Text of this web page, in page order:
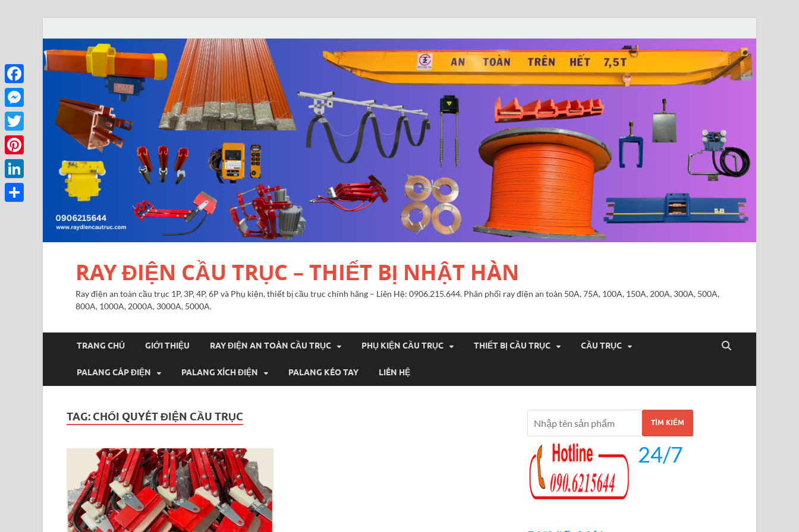
RAY ĐIỆN CẦU TRỤC – THIẾT BỊ NHẬT HÀN
Ray điện an toàn cầu trục 1P, 3P, 4P, 6P và Phụ kiện, thiết bị cầu trục chính hãng – Liên Hệ: 0906.215.644. Phân phối ray điện an toàn 50A, 75A, 100A, 150A, 200A, 300A, 500A,
800A, 1000A, 2000A, 3000A, 5000A.
TRANG CHỦ GIỚI THIỆU RAY ĐIỆN AN TOÀN CẦU TRỤC PHỤ KIỆN CẦU TRỤC THIẾT BỊ CẦU TRỤC CẦU TRỤC
PALANG CÁP ĐIỆN PALANG XÍCH ĐIỆN PALANG KÉO TAY LIÊN HỆ
TAG: CHỔI QUYÉT ĐIỆN CẦU TRỤC TÌM KIẾM
24/7
Facebook
Messenger
Twitter
Pinterest
LinkedIn